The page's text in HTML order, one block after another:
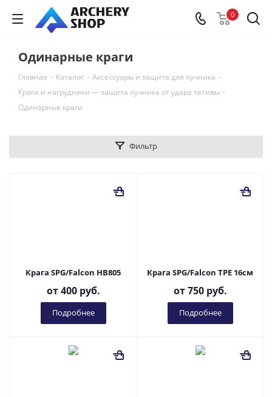
0
Одинарные краги
Главная - Каталог - Аксессуары и защита для лучника -
Краги и нагрудники — защита лучника от удара тетивы -
Одинарные краги
Фильтр
Крага SPG/Falcon HB805
от400 руб.
Подробнее
Крага SPG/Falcon TPE 16см
от750 руб.
Подробнее